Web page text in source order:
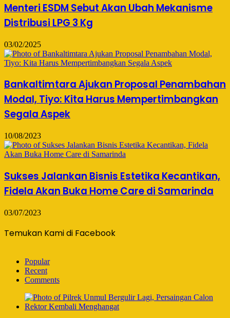
Menteri ESDM Sebut Akan Ubah Mekanisme
Distribusi LPG 3 Kg
03/02/2025
Bankaltimtara Ajukan Proposal Penambahan
Modal, Tiyo: Kita Harus Mempertimbangkan
Segala Aspek
10/08/2023
Sukses Jalankan Bisnis Estetika Kecantikan,
Fidela Akan Buka Home Care di Samarinda
03/07/2023
Temukan Kami di Facebook
Popular
Recent
Comments